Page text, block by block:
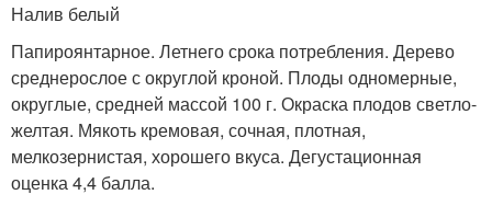
Налив белый
Папироянтарное. Летнего срока потребления. Дерево
среднерослое с округлой кроной. Плоды одномерные,
округлые, средней массой 100 г. Окраска плодов светло-
желтая. Мякоть кремовая, сочная, плотная,
мелкозернистая, хорошего вкуса. Дегустационная
оценка 4,4 балла.